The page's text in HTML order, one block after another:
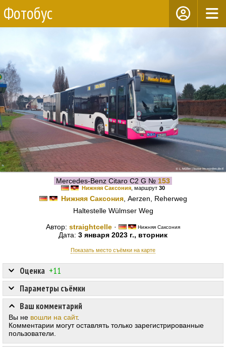
Фотобус
Mercedes-Benz Citaro C2 G № 153
Нижняя Саксония , маршрут 30
Нижняя Саксония, Aerzen, Reherweg
Haltestelle Wülmser Weg
Автор: straightcelle · Нижняя Саксония
Дата: 3 января 2023 г., вторник
Показать место съёмки на карте
Оценка +11
Параметры съёмки
Ваш комментарий
Вы не вошли на сайт.
Комментарии могут оставлять только зарегистрированные
пользователи.